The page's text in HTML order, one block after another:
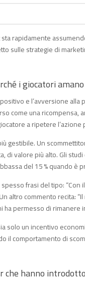
rapidamente
sulle strategie di
e l’avversione alla
come una ricompensa,
a ripetere l’azione
gestibile. Un
di valore più alto. Gli
del 15 % quando è
frasi del tipo:
altro commento recita:
ha permesso di rimanere
un incentivo
il comportamento di